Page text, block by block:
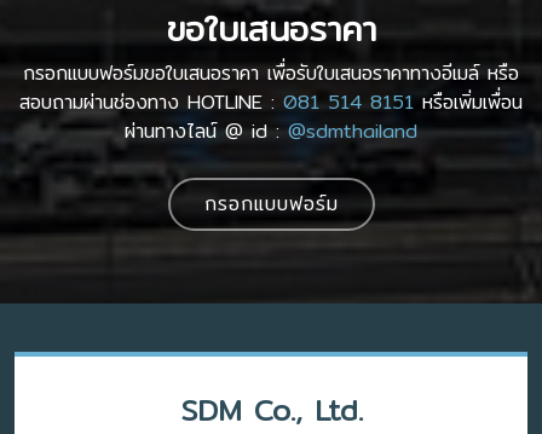
ขอใบเสนอราคา
กรอกแบบฟอร์มขอใบเสนอราคา เพื่อรับใบเสนอราคาทางอีเมล์ หรือ
สอบถามผ่านช่องทาง HOTLINE : 081 514 8151หรือเพิ่มเพื่อน
ผ่านทางไลน์ @ id : @sdmthailand
กรอกแบบฟอร์ม
SDM Co., Ltd.